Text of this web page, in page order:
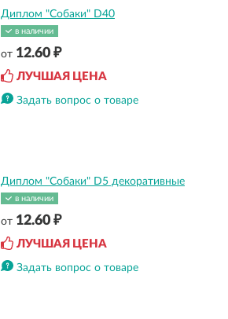
Диплом "Собаки" D40
в наличии
от12.60 ₽
ЛУЧШАЯ ЦЕНА
Задать вопрос о товаре
Диплом "Собаки" D5 декоративные
в наличии
от12.60 ₽
ЛУЧШАЯ ЦЕНА
Задать вопрос о товаре